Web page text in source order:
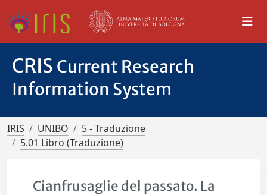
CRIS Current Research
Information System
IRIS UNIBO
5 - Traduzione
5.01 Libro (Traduzione)
Cianfrusaglie del passato. La